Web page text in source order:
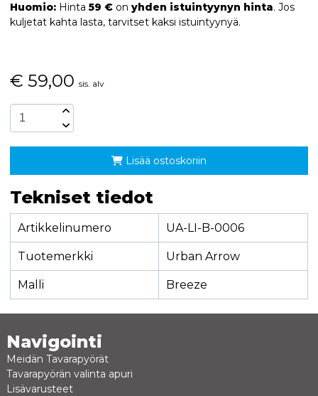
Huomio:Hinta 59 €on yhden istuintyynyn hinta. Jos
kuljetat kahta lasta, tarvitset kaksi istuintyynyä.
€ 59,00 sis. alv
Lisää ostoskoriin
Tekniset tiedot
Artikkelinumero UA-LI-B-0006
Tuotemerkki Urban Arrow
Malli Breeze
Navigointi
Meidän Tavarapyörät
Tavarapyörän valinta apuri
Lisävarusteet